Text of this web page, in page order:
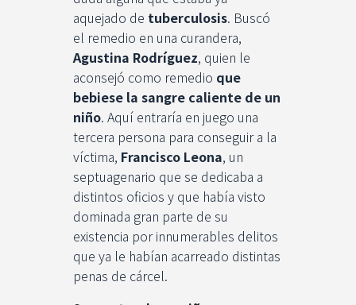
aquejado de tuberculosis. Buscó
el remedio en una curandera,
Agustina Rodríguez, quien le
aconsejó como remedio que
bebiese la sangre caliente de un
niño. Aquí entraría en juego una
tercera persona para conseguir a la
víctima, Francisco Leona, un
septuagenario que se dedicaba a
distintos oficios y que había visto
dominada gran parte de su
existencia por innumerables delitos
que ya le habían acarreado distintas
penas de cárcel.